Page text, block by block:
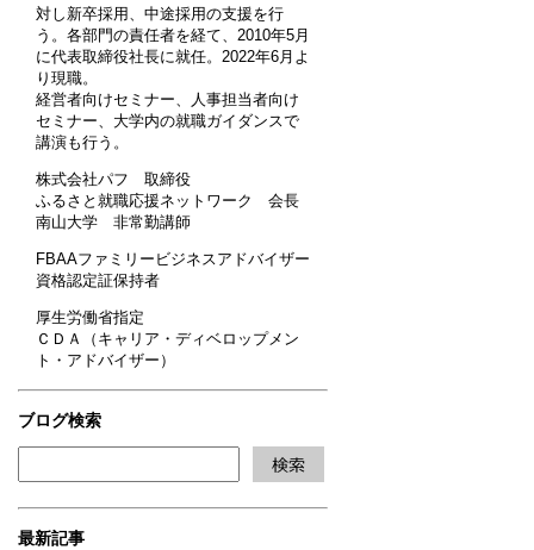
対し新卒採用、中途採用の支援を行
う。各部門の責任者を経て、2010年5月
に代表取締役社長に就任。2022年6月よ
り現職。
経営者向けセミナー、人事担当者向け
セミナー、大学内の就職ガイダンスで
講演も行う。
株式会社パフ 取締役
ふるさと就職応援ネットワーク 会長
南山大学 非常勤講師
FBAAファミリービジネスアドバイザー
資格認定証保持者
厚生労働省指定
ＣＤＡ（キャリア・ディベロップメン
ト・アドバイザー）
ブログ検索
最新記事